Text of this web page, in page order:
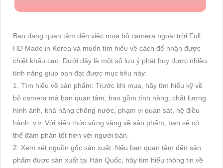
Bạn đang quan tâm đến việc mua bộ camera ngoài trời Full
HD Made in Korea và muốn tìm hiểu về cách để nhận được
chiết khấu cao. Dưới đây là một số lưu ý phát huy được nhiều
tính năng giúp bạn đạt được mục tiêu này:
1. Tìm hiểu về sản phẩm: Trước khi mua, hãy tìm hiểu kỹ về
bộ camera mà bạn quan tâm, bao gồm tính năng, chất lượng
hình ảnh, khả năng chống nước, phạm vi quan sát, hệ điều
hành, v.v. Với kiến thức vững vàng về sản phẩm, bạn sẽ có
thể đàm phán tốt hơn với người bán.
2. Xem xét nguồn gốc sản xuất: Nếu bạn quan tâm đến sản
phẩm được sản xuất tại Hàn Quốc, hãy tìm hiểu thông tin về